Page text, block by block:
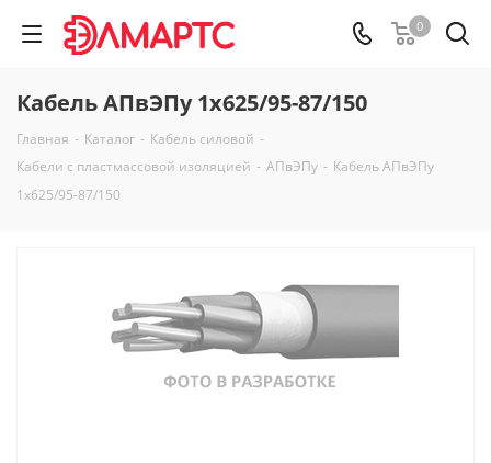
0
Кабель АПвЭПу 1х625/95-87/150
Главная - Каталог - Кабель силовой -
Кабели с пластмассовой изоляцией - АПвЭПу - Кабель АПвЭПу
1х625/95-87/150